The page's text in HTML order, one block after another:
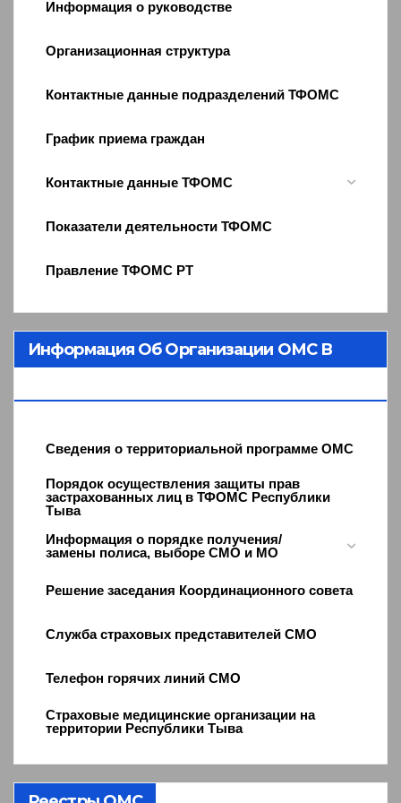
Информация о руководстве
Организационная структура
Контактные данные подразделений ТФОМС
График приема граждан
Контактные данные ТФОМС
Показатели деятельности ТФОМС
Правление ТФОМС РТ
Информация Об Организации ОМС В
Сведения о территориальной программе ОМС
Порядок осуществления защиты прав
застрахованных лиц в ТФОМС Республики
Тыва
Информация о порядке получения/
замены полиса, выборе СМО и МО
Решение заседания Координационного совета
Служба страховых представителей СМО
Телефон горячих линий СМО
Страховые медицинские организации на
территории Республики Тыва